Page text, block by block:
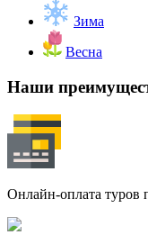
Зима
Весна
Наши
Онлайн-оплата туров